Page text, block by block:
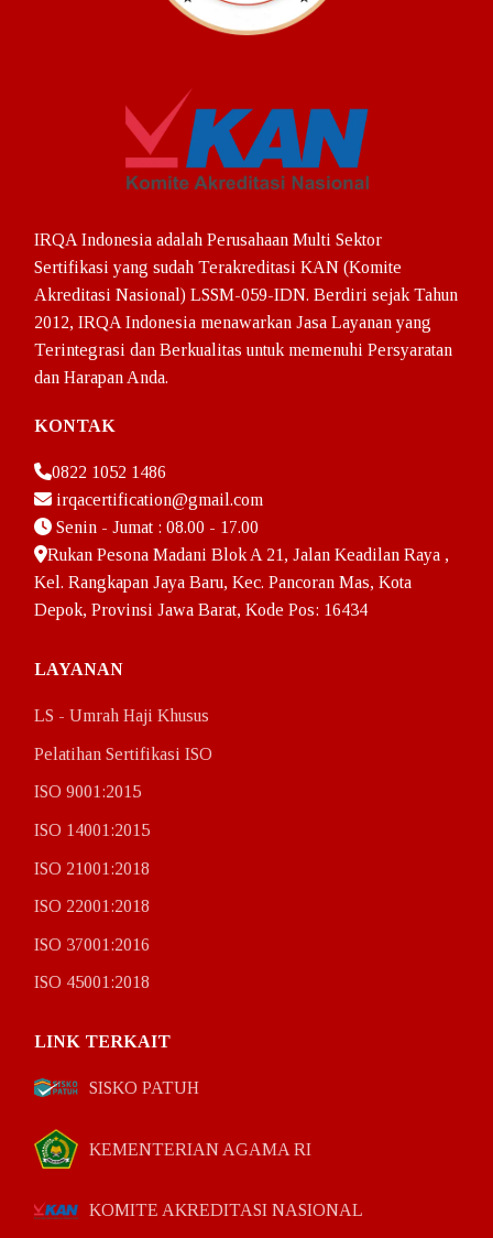
0822 1052 1486
IRQA Indonesia adalah Perusahaan Multi Sektor
Sertifikasi yang sudah Terakreditasi KAN (Komite
Akreditasi Nasional) LSSM-059-IDN. Berdiri sejak Tahun
2012, IRQA Indonesia menawarkan Jasa Layanan yang
Terintegrasi dan Berkualitas untuk memenuhi Persyaratan
dan Harapan Anda.
KONTAK
0822 1052 1486
irqacertification@gmail.com
Senin - Jumat : 08.00 - 17.00
Rukan Pesona Madani Blok A 21, Jalan Keadilan Raya ,
Kel. Rangkapan Jaya Baru, Kec. Pancoran Mas, Kota
Depok, Provinsi Jawa Barat, Kode Pos: 16434
LAYANAN
LS - Umrah Haji Khusus
Pelatihan Sertifikasi ISO
ISO 9001:2015
ISO 14001:2015
ISO 21001:2018
ISO 22001:2018
ISO 37001:2016
ISO 45001:2018
LINK TERKAIT
SISKO PATUH
KEMENTERIAN AGAMA RI
KOMITE AKREDITASI NASIONAL